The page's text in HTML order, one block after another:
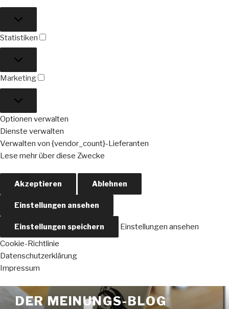
Statistiken
Marketing
Optionen verwalten
Dienste verwalten
Verwalten von {vendor_count}-Lieferanten
Lese mehr über diese Zwecke
Akzeptieren Ablehnen
Einstellungen ansehen
Einstellungen speichern
Einstellungen ansehen
Cookie-Richtlinie
Datenschutzerklärung
Impressum
Zum
InhaltDER MEINUNGS-BLOG